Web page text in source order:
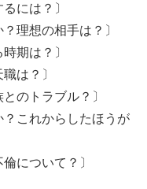
には？〕
理想の相手は？〕
期は？〕
は？〕
のトラブル？〕
？これからしたほうが
について？〕